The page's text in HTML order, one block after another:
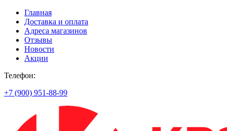
Главная
Доставка и оплата
Адреса магазинов
Отзывы
Новости
Акции
Телефон:
+7 (900) 951-88-99